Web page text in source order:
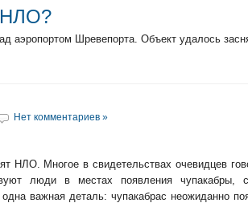
НЛО?
аэропортом Шревепорта. Объект удалось
Нет комментариев »
НЛО. Многое в свидетельствах очевидцев
люди в местах появления
важная деталь: чупакабрас неожиданно